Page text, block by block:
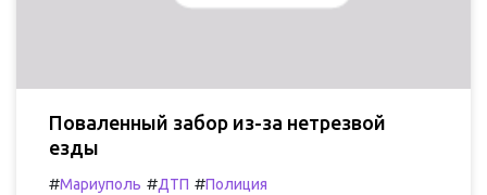
Поваленный забор из-за нетрезвой
езды
#Мариуполь #ДТП #Полиция